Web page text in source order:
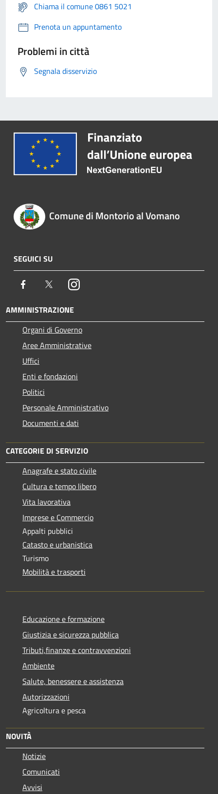
Chiama il comune 0861 5021
Prenota un appuntamento
Problemi in città
Segnala disservizio
Comune di Montorio al Vomano
SEGUICI SU
Facebook TwitterInstagram
AMMINISTRAZIONE
Organi di Governo
Aree Amministrative
Uffici
Enti e fondazioni
Politici
Personale Amministrativo
Documenti e dati
CATEGORIE DI SERVIZIO
Anagrafe e stato civile
Cultura e tempo libero
Vita lavorativa
Imprese e Commercio
Appalti pubblici
Catasto e urbanistica
Turismo
Mobilità e trasporti
Educazione e formazione
Giustizia e sicurezza pubblica
Tributi,finanze e contravvenzioni
Ambiente
Salute, benessere e assistenza
Autorizzazioni
Agricoltura e pesca
NOVITÀ
Notizie
Comunicati
Avvisi